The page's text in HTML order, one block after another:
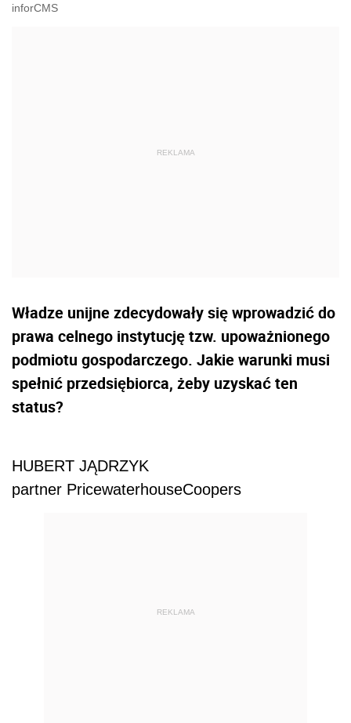
inforCMS
Władze unijne zdecydowały się wprowadzić do
prawa celnego instytucję tzw. upoważnionego
podmiotu gospodarczego. Jakie warunki musi
spełnić przedsiębiorca, żeby uzyskać ten
status?
HUBERT JĄDRZYK
partner PricewaterhouseCoopers
REKLAMA